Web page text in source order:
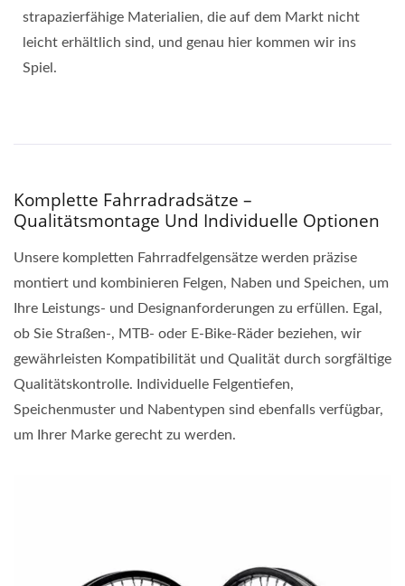
strapazierfähige Materialien, die auf dem Markt nicht
leicht erhältlich sind, und genau hier kommen wir ins
Spiel.
Komplette Fahrradradsätze –
Qualitätsmontage Und Individuelle Optionen
Unsere kompletten Fahrradfelgensätze werden präzise
montiert und kombinieren Felgen, Naben und Speichen, um
Ihre Leistungs- und Designanforderungen zu erfüllen. Egal,
ob Sie Straßen-, MTB- oder E-Bike-Räder beziehen, wir
gewährleisten Kompatibilität und Qualität durch sorgfältige
Qualitätskontrolle. Individuelle Felgentiefen,
Speichenmuster und Nabentypen sind ebenfalls verfügbar,
um Ihrer Marke gerecht zu werden.